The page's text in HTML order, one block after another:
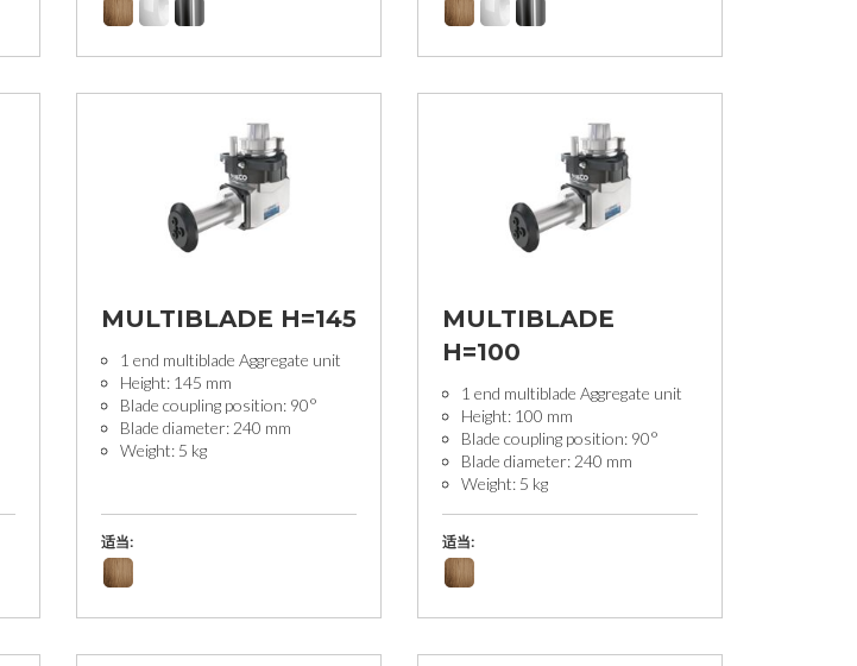
MULTIBLADE H=145
1 end multiblade Aggregate unit
Height: 145 mm
Blade coupling position: 90°
Blade diameter: 240 mm
Weight: 5 kg
适当:
MULTIBLADE
H=100
1 end multiblade Aggregate unit
Height: 100 mm
Blade coupling position: 90°
Blade diameter: 240 mm
Weight: 5 kg
适当: